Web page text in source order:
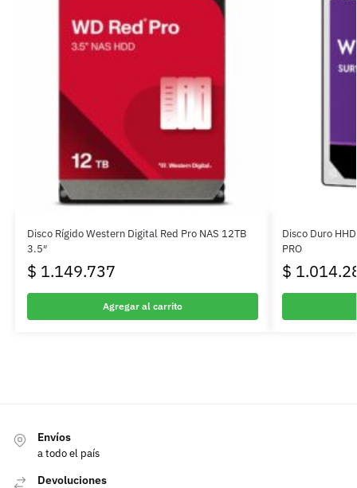
Disco Rígido Western Digital Red Pro NAS 12TB
3.5″
$ 1.149.737
Agregar al carrito
Disco Duro
PRO
$
Envíos
a todo el país
Devoluciones